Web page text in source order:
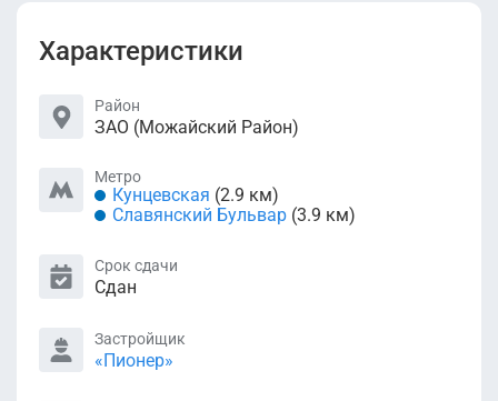
Характеристики
Район
ЗАО (Можайский Район)
Метро
Кунцевская (2.9 км)
Славянский Бульвар (3.9 км)
Срок сдачи
Сдан
Застройщик
«Пионер»